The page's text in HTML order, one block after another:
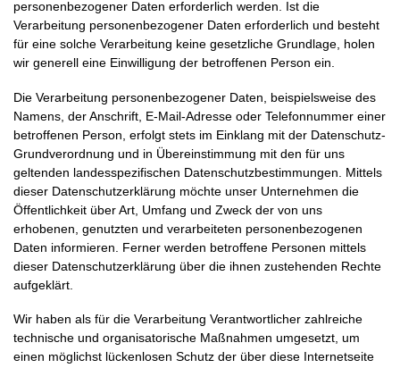
personenbezogener Daten erforderlich werden. Ist die
Verarbeitung personenbezogener Daten erforderlich und besteht
für eine solche Verarbeitung keine gesetzliche Grundlage, holen
wir generell eine Einwilligung der betroffenen Person ein.
Die Verarbeitung personenbezogener Daten, beispielsweise des
Namens, der Anschrift, E-Mail-Adresse oder Telefonnummer einer
betroffenen Person, erfolgt stets im Einklang mit der Datenschutz-
Grundverordnung und in Übereinstimmung mit den für uns
geltenden landesspezifischen Datenschutzbestimmungen. Mittels
dieser Datenschutzerklärung möchte unser Unternehmen die
Öffentlichkeit über Art, Umfang und Zweck der von uns
erhobenen, genutzten und verarbeiteten personenbezogenen
Daten informieren. Ferner werden betroffene Personen mittels
dieser Datenschutzerklärung über die ihnen zustehenden Rechte
aufgeklärt.
Wir haben als für die Verarbeitung Verantwortlicher zahlreiche
technische und organisatorische Maßnahmen umgesetzt, um
einen möglichst lückenlosen Schutz der über diese Internetseite